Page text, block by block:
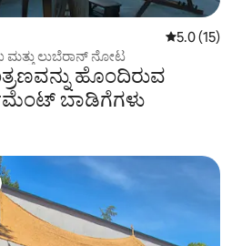
5 ರಲ್ಲಿ 5.0
5.0 (15)
ಮತ್ತು ಲುಬೆರಾನ್ ನೋಟ
ಹೊಂದಿರುವ
ಬಾಡಿಗೆಗಳು